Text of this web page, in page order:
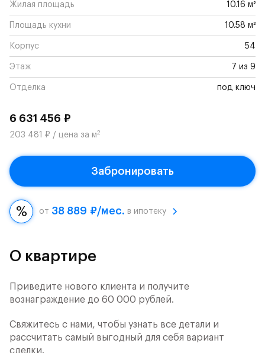
Жилая площадь 10.16 м²
Площадь кухни 10.58 м²
Корпус 54
Этаж 7 из 9
Отделка под ключ
6 631 456 ₽
203 481 ₽ / цена за м2
Забронировать
от 38 889 ₽/мес. в ипотеку
О квартире
Приведите нового клиента и получите
вознаграждение до 60 000 рублей.
Свяжитесь с нами, чтобы узнать все детали и
рассчитать самый выгодный для себя вариант
сделки.